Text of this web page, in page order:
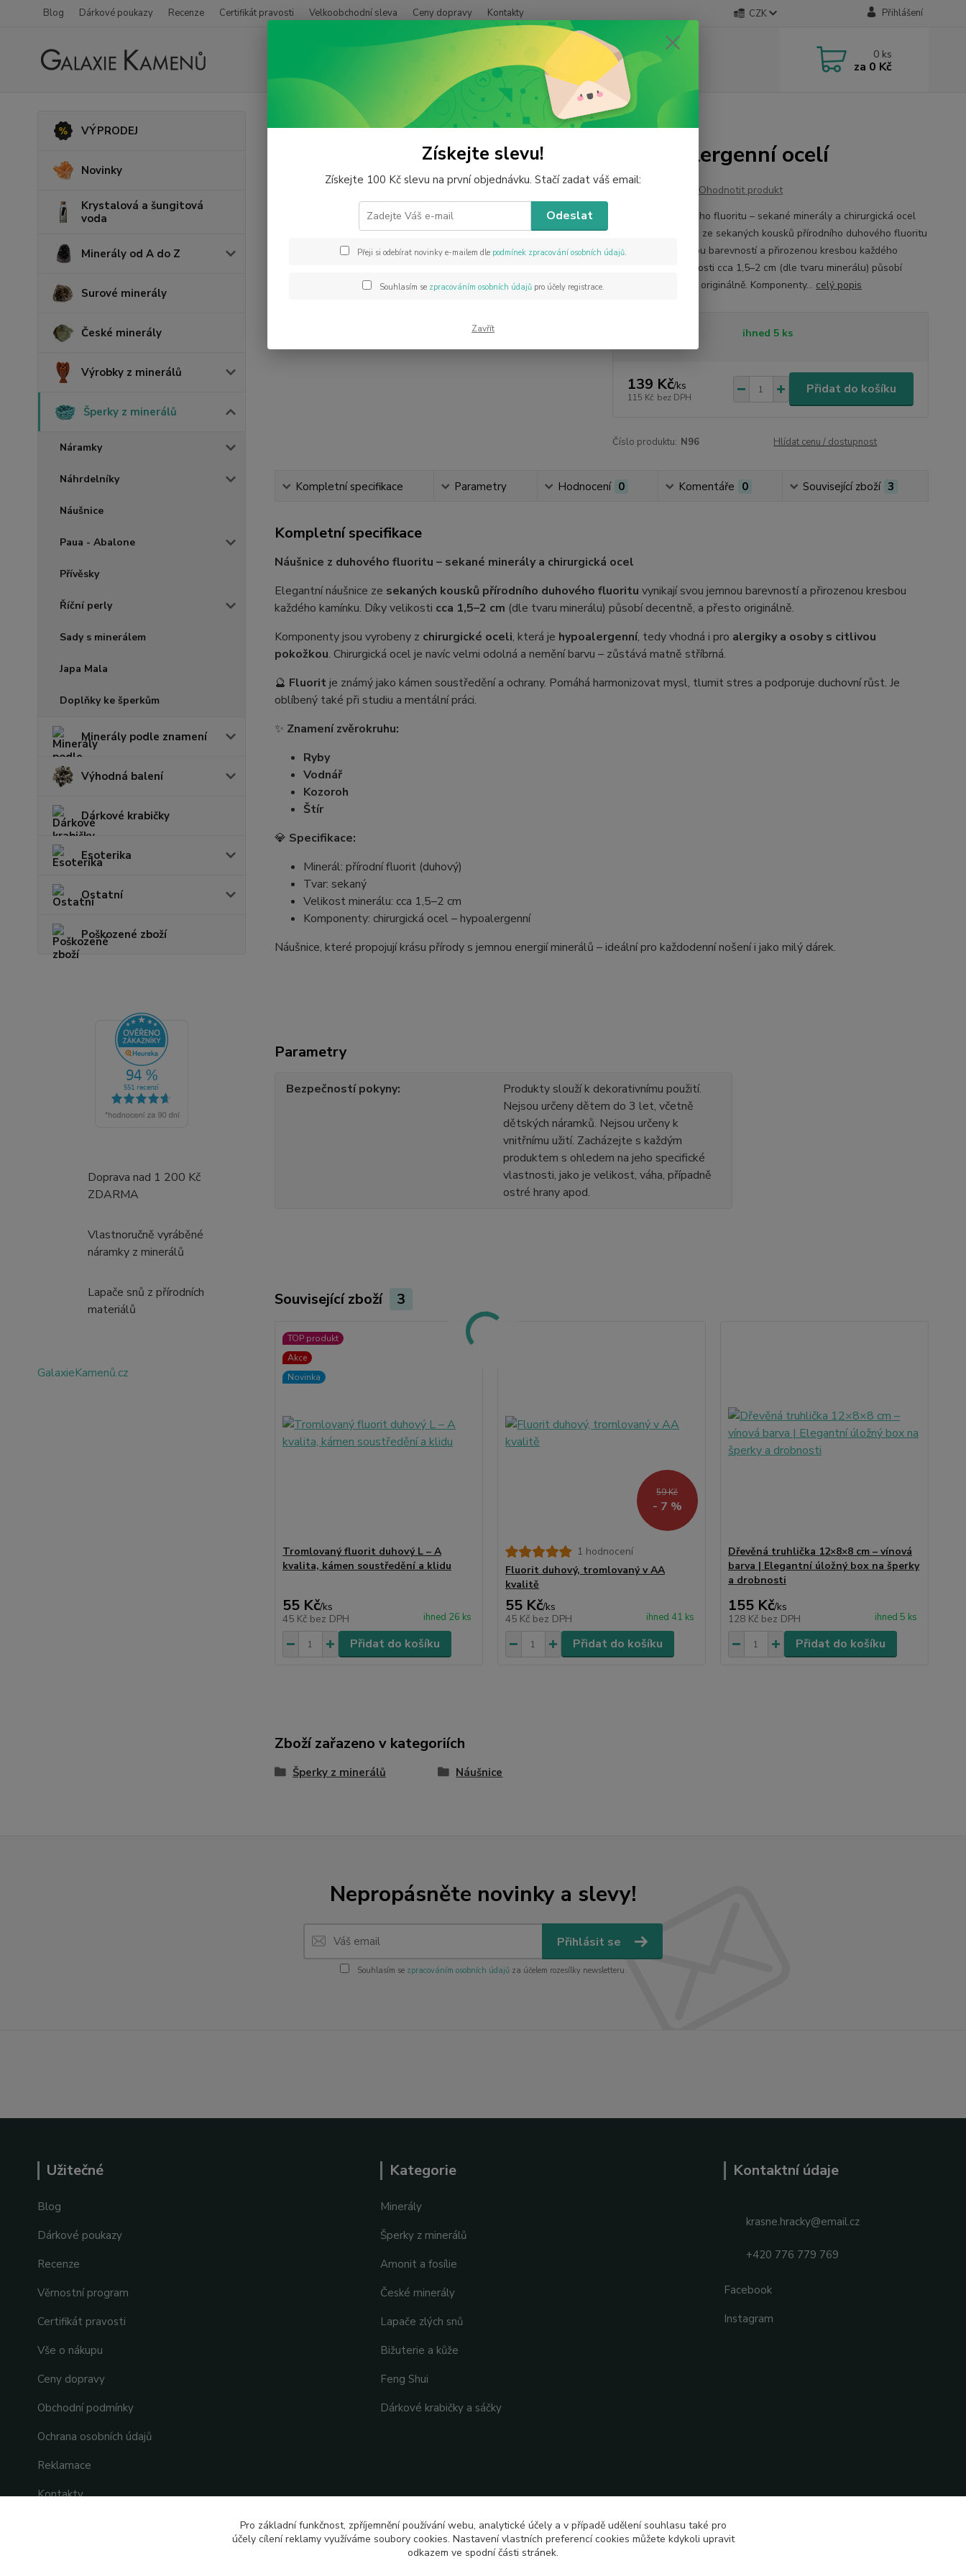
Blog Dárkové poukazy Recenze Certifikát pravosti Velkoobchodní sleva Ceny dopravy Kontakty CZK Přihlášení
0 ks
za 0 Kč
VÝPRODEJ
Novinky
Krystalová a šungitová
voda
Minerály od A do Z
Surové minerály
České minerály
Výrobky z minerálů
Šperky z minerálů
Náramky
Náhrdelníky
Náušnice
Paua - Abalone
Přívěsky
Říční perly
Sady s minerálem
Japa Mala
Doplňky ke šperkům
Minerály podle znamení
Výhodná balení
Dárkové krabičky
Esoterika
Ostatní
Poškozené zboží
Doprava nad 1 200 Kč
ZDARMA
Vlastnoručně vyráběné
náramky z minerálů
Lapače snů z přírodních
materiálů
GalaxieKamenů.cz
Šperky z minerálů Fluorit duhový – sekané náušnice s hypoalergenní ocelí
Fluorit duhový – sekané náušnice s hypoalergenní ocelí
Ohodnotit produkt
Náušnice z duhového fluoritu – sekané minerály a chirurgická ocel
Elegantní náušnice ze sekaných kousků přírodního duhového fluoritu
vynikají svou jemnou barevností a přirozenou kresbou každého
kamínku. Díky velikosti cca 1,5–2 cm (dle tvaru minerálu) působí
decentně, a přesto originálně. Komponenty... celý popis
ihned 5 ks
139 Kč/ks
115 Kč bez DPH
Přidat do košíku
Číslo produktu: N96 Hlídat cenu / dostupnost
Kompletní specifikace Parametry Hodnocení 0 Komentáře 0 Související zboží 3
Kompletní specifikace
Náušnice z duhového fluoritu – sekané minerály a chirurgická ocel
Elegantní náušnice ze sekaných kousků přírodního duhového fluoritu vynikají svou jemnou barevností a přirozenou kresbou
každého kamínku. Díky velikosti cca 1,5–2 cm (dle tvaru minerálu) působí decentně, a přesto originálně.
Komponenty jsou vyrobeny z chirurgické oceli, která je hypoalergenní, tedy vhodná i pro alergiky a osoby s citlivou
pokožkou. Chirurgická ocel je navíc velmi odolná a nemění barvu – zůstává matně stříbrná.
🔮 Fluorit je známý jako kámen soustředění a ochrany. Pomáhá harmonizovat mysl, tlumit stres a podporuje duchovní růst. Je
oblíbený také při studiu a mentální práci.
✨ Znamení zvěrokruhu:
Ryby
Vodnář
Kozoroh
Štír
💎 Specifikace:
Minerál: přírodní fluorit (duhový)
Tvar: sekaný
Velikost minerálu: cca 1,5–2 cm
Komponenty: chirurgická ocel – hypoalergenní
Náušnice, které propojují krásu přírody s jemnou energií minerálů – ideální pro každodenní nošení i jako milý dárek.
Parametry
Bezpečností pokyny
Produkty slouží k dekorativnímu použití.
Nejsou určeny dětem do 3 let, včetně
dětských náramků. Nejsou určeny k
vnitřnímu užití. Zacházejte s každým
produktem s ohledem na jeho specifické
vlastnosti, jako je velikost, váha, případně
ostré hrany apod.
Související zboží 3
TOP produkt
Akce
Novinka
Tromlovaný fluorit duhový L – A
kvalita, kámen soustředění a klidu
55 Kč/ks
45 Kč bez DPH ihned 26 ks
Přidat do košíku
59 Kč
- 7 %
1 hodnocení
Fluorit duhový, tromlovaný v AA
kvalitě
55 Kč/ks
45 Kč bez DPH ihned 41 ks
Přidat do košíku
Dřevěná truhlička 12×8×8 cm – vínová
barva | Elegantní úložný box na šperky
a drobnosti
155 Kč/ks
128 Kč bez DPH ihned 5 ks
Přidat do košíku
Zboží zařazeno v kategoriích
Šperky z minerálů Náušnice
Nepropásněte novinky a slevy!
Přihlásit se
Souhlasím se zpracováním osobních údajůza účelem rozesílky newsletteru.
Užitečné
Blog
Dárkové poukazy
Recenze
Věrnostní program
Certifikát pravosti
Vše o nákupu
Ceny dopravy
Obchodní podmínky
Ochrana osobních údajů
Reklamace
Kontakty
Kategorie
Minerály
Šperky z minerálů
Amonit a fosílie
České minerály
Lapače zlých snů
Bižuterie a kůže
Feng Shui
Dárkové krabičky a sáčky
Kontaktní údaje
krasne.hracky@email.cz
+420 776 779 769
Facebook
Instagram
Získejte slevu!
Získejte 100 Kč slevu na první objednávku. Stačí zadat váš email:
Odeslat
Přeji si odebírat novinky e-mailem dle podmínek zpracování osobních údajů.
Souhlasím se zpracováním osobních údajůpro účely registrace.
Zavřít
Pro základní funkčnost, zpříjemnění používání webu, analytické účely a v případě udělení souhlasu také pro
účely cílení reklamy využíváme soubory cookies. Nastavení vlastních preferencí cookies můžete kdykoli upravit
odkazem ve spodní části stránek.